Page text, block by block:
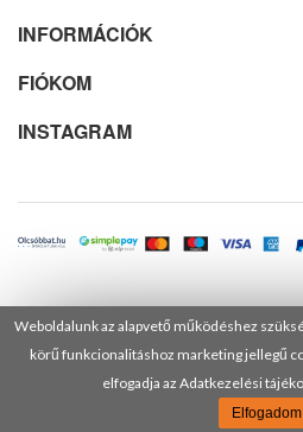
Weboldalunk az alapvető működéshez
körű funkcionalitáshoz marketing jellegű
elfogadja az Adatkezelési
Elfogadom
INFORMÁCIÓK
FIÓKOM
INSTAGRAM